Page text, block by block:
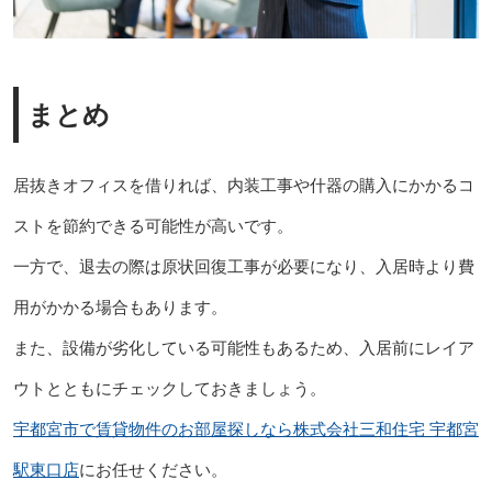
まとめ
居抜きオフィスを借りれば、内装工事や什器の購入にかかるコ
ストを節約できる可能性が高いです。
一方で、退去の際は原状回復工事が必要になり、入居時より費
用がかかる場合もあります。
また、設備が劣化している可能性もあるため、入居前にレイア
ウトとともにチェックしておきましょう。
宇都宮市で賃貸物件のお部屋探しなら株式会社三和住宅 宇都宮
駅東口店にお任せください。